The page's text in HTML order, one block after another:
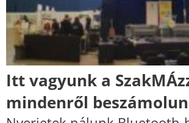
Itt vagyunk a
mindenről